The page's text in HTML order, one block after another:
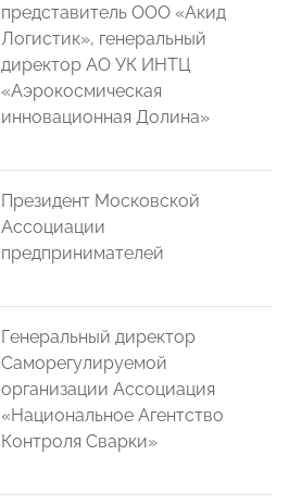
представитель ООО «Акид
Логистик», генеральный
директор АО УК ИНТЦ
«Аэрокосмическая
инновационная Долина»
Президент Московской
Ассоциации
предпринимателей
Генеральный директор
Саморегулируемой
организации Ассоциация
«Национальное Агентство
Контроля Сварки»